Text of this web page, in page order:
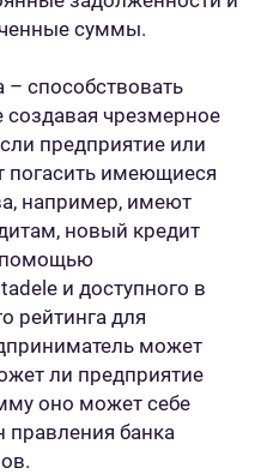
суммы.
способствовать
создавая чрезмерное
предприятие или
погасить имеющиеся
например, имеют
новый кредит
помощью
и доступного в
рейтинга для
может
ли предприятие
оно может себе
правления банка